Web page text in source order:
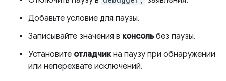
Добавьте условие для паузы.
Записывайте значения в консольбез паузы.
Установите отладчикна паузу при обнаружении
или неперехвате исключений.